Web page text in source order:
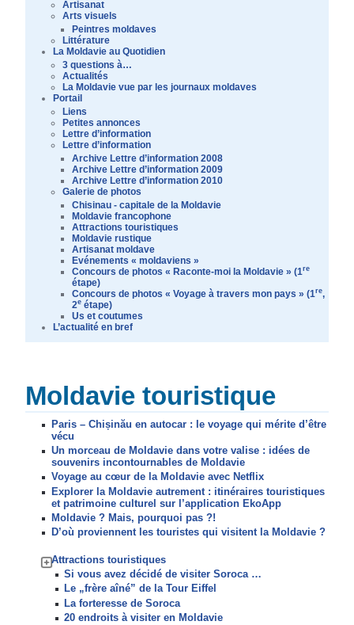
Artisanat
Arts visuels
Peintres moldaves
Littérature
La Moldavie au Quotidien
3 questions à…
Actualités
La Moldavie vue par les journaux moldaves
Portail
Liens
Petites annonces
Lettre d’information
Lettre d’information
Archive Lettre d’information 2008
Archive Lettre d’information 2009
Archive Lettre d’information 2010
Galerie de photos
Chisinau - capitale de la Moldavie
Moldavie francophone
Attractions touristiques
Moldavie rustique
Artisanat moldave
Evénements « moldaviens »
Concours de photos « Raconte-moi la Moldavie » (1re
étape)
Concours de photos « Voyage à travers mon pays » (1re,
2e étape)
Us et coutumes
L’actualité en bref
Moldavie touristique
Paris – Chișinău en autocar : le voyage qui mérite d’être
vécu
Un morceau de Moldavie dans votre valise : idées de
souvenirs incontournables de Moldavie
Voyage au cœur de la Moldavie avec Netflix
Explorer la Moldavie autrement : itinéraires touristiques
et patrimoine culturel sur l’application EkoApp
Moldavie ? Mais, pourquoi pas ?!
D’où proviennent les touristes qui visitent la Moldavie ?
Attractions touristiques
Si vous avez décidé de visiter Soroca …
Le „frère aîné” de la Tour Eiffel
La forteresse de Soroca
20 endroits à visiter en Moldavie